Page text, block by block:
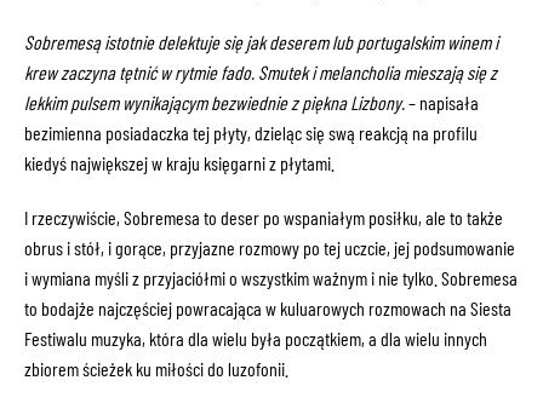
Sobremesą istotnie delektuje się jak deserem lub portugalskim winem i
krew zaczyna tętnić w rytmie fado. Smutek i melancholia mieszają się z
lekkim pulsem wynikającym bezwiednie z piękna Lizbony.– napisała
bezimienna posiadaczka tej płyty, dzieląc się swą reakcją na profilu
kiedyś największej w kraju księgarni z płytami.
I rzeczywiście, Sobremesa to deser po wspaniałym posiłku, ale to także
obrus i stół, i gorące, przyjazne rozmowy po tej uczcie, jej podsumowanie
i wymiana myśli z przyjaciółmi o wszystkim ważnym i nie tylko. Sobremesa
to bodajże najczęściej powracająca w kuluarowych rozmowach na Siesta
Festiwalu muzyka, która dla wielu była początkiem, a dla wielu innych
zbiorem ścieżek ku miłości do luzofonii.